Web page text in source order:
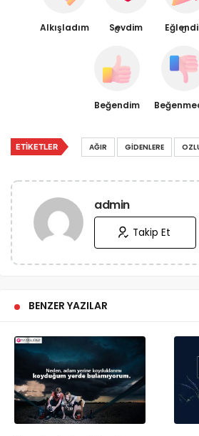
Alkışladım Sevdim
0
Beğendim
0
ETIKETLER AĞIR GIDENLERE
admin
Takip Et
BENZER YAZILAR